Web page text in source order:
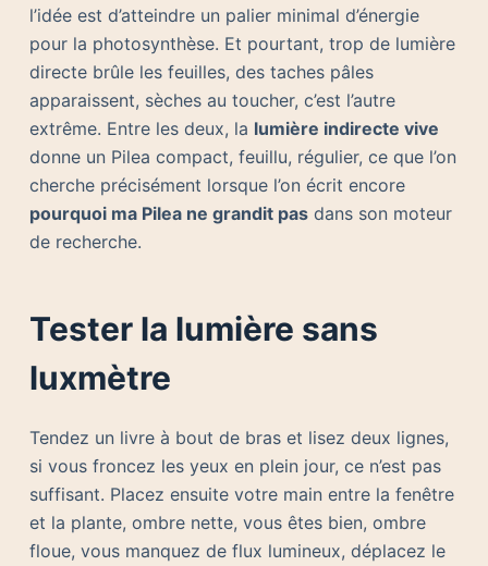
l’idée est d’atteindre un palier minimal d’énergie
pour la photosynthèse. Et pourtant, trop de lumière
directe brûle les feuilles, des taches pâles
apparaissent, sèches au toucher, c’est l’autre
extrême. Entre les deux, la lumière indirecte vive
donne un Pilea compact, feuillu, régulier, ce que l’on
cherche précisément lorsque l’on écrit encore
pourquoi ma Pilea ne grandit pasdans son moteur
de recherche.
Tester la lumière sans
luxmètre
Tendez un livre à bout de bras et lisez deux lignes,
si vous froncez les yeux en plein jour, ce n’est pas
suffisant. Placez ensuite votre main entre la fenêtre
et la plante, ombre nette, vous êtes bien, ombre
floue, vous manquez de flux lumineux, déplacez le